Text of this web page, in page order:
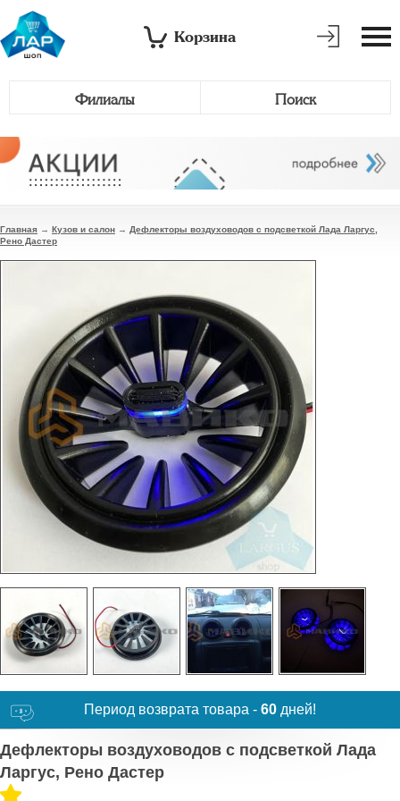
Корзина
Филиалы Поиск
Главная → Кузов и салон → Дефлекторы воздуховодов с подсветкой Лада Ларгус,
Рено Дастер
Период возврата товара - 60 дней!
Дефлекторы воздуховодов с подсветкой Лада
Ларгус, Рено Дастер